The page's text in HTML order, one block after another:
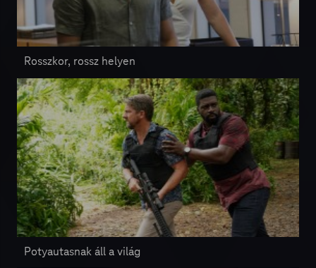
Rosszkor, rossz helyen
Potyautasnak áll a világ